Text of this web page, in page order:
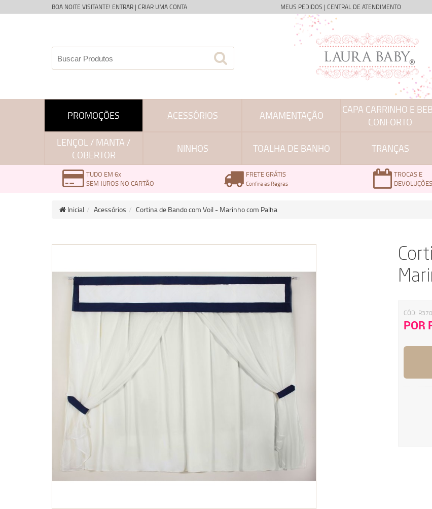
BOA NOITE VISITANTE! ENTRAR | CRIAR UMA CONTA MEUS PEDIDOS | CENTRAL DE ATENDIMENTO
PROMOÇÕES ACESSÓRIOS AMAMENTAÇÃO
CAPA CARRINHO E
CONFORTO
LENÇOL / MANTA /
COBERTOR
NINHOS TOALHA DE BANHO TRANÇAS
TUDO EM 6x
SEM JUROS NO CARTÃO
FRETE GRÁTIS
Confira as Regras
TROCAS E
DEVOLUÇÕES
Inicial Acessórios Cortina de Bando com Voil - Marinho com Palha
CÓD:
POR